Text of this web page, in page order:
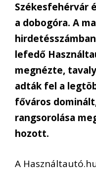
Székesfehérvár
a dobogóra. A
lefedő
megnézte, tavaly
adták fel a
főváros
rangsorolása
hozott.
A